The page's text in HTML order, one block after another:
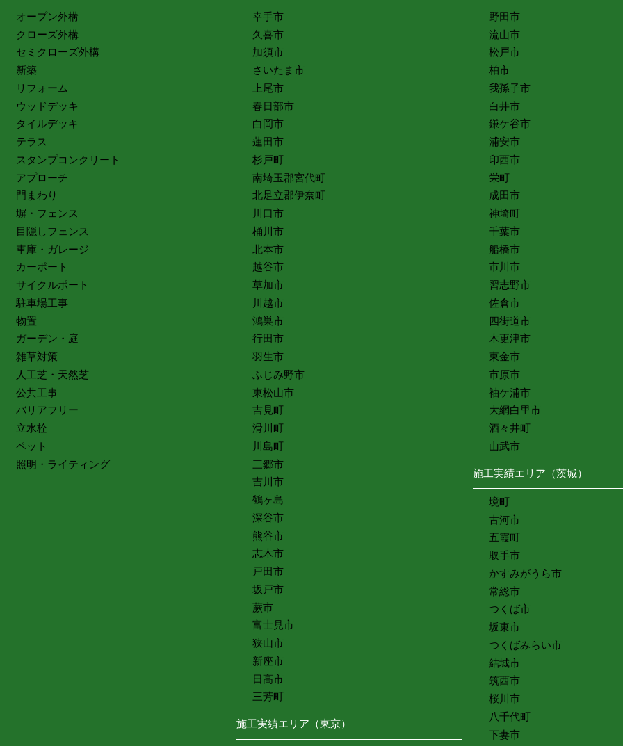
オープン外構
クローズ外構
セミクローズ外構
新築
リフォーム
ウッドデッキ
タイルデッキ
テラス
スタンプコンクリート
アプローチ
門まわり
塀・フェンス
目隠しフェンス
車庫・ガレージ
カーポート
サイクルポート
駐車場工事
物置
ガーデン・庭
雑草対策
人工芝・天然芝
公共工事
バリアフリー
立水栓
ペット
照明・ライティング
幸手市
久喜市
加須市
さいたま市
上尾市
春日部市
白岡市
蓮田市
杉戸町
南埼玉郡宮代町
北足立郡伊奈町
川口市
桶川市
北本市
越谷市
草加市
川越市
鴻巣市
行田市
羽生市
ふじみ野市
東松山市
吉見町
滑川町
川島町
三郷市
吉川市
鶴ヶ島
深谷市
熊谷市
志木市
戸田市
坂戸市
蕨市
富士見市
狭山市
新座市
日高市
三芳町
施工実績エリア（東京）
野田市
流山市
松戸市
柏市
我孫子市
白井市
鎌ケ谷市
浦安市
印西市
栄町
成田市
神埼町
千葉市
船橋市
市川市
習志野市
佐倉市
四街道市
木更津市
東金市
市原市
袖ケ浦市
大網白里市
酒々井町
山武市
施工実績エリア（茨城）
境町
古河市
五霞町
取手市
かすみがうら市
常総市
つくば市
坂東市
つくばみらい市
結城市
筑西市
桜川市
八千代町
下妻市